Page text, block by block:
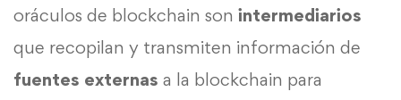
oráculos de blockchain son intermediarios
que recopilan y transmiten información de
fuentes externas a la blockchain para